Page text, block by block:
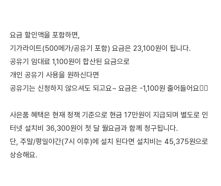
요금 할인액을 포함하면,
기가라이트(500메가/공유기 포함) 요금은 23,100원이 됩니다.
공유기 임대료 1,100원이 합산된 요금으로
개인 공유기 사용을 원하신다면
공유기는 신청하지 않으셔도 되고요~ 요금은 -1,100원 줄어들어요🙆‍♀️
사은품 혜택은 현재 정책 기준으로 현금 17만원이 지급되며 별도로 인
터넷 설치비 36,300원이 첫 달 월요금과 함께 청구됩니다.
단, 주말/평일야간(7시 이후)에 설치 된다면 설치비는 45,375원으로
상승해요.